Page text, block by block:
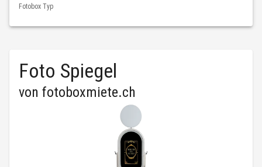
Fotobox Typ
Foto Spiegel
von fotoboxmiete.ch